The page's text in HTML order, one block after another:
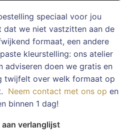
speciaal voor jou
dat we niet vastzitten aan de
formaat, een andere
kleurstelling: ons atelier
adviseren doen we gratis en
twijfelt over welk formaat op
Neem contact met ons op en
binnen 1 dag!
verlanglijst